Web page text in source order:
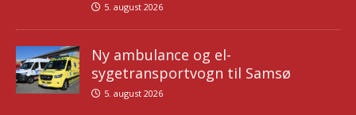
5. august 2026
Ny ambulance og el-
sygetransportvogn til Samsø
5. august 2026